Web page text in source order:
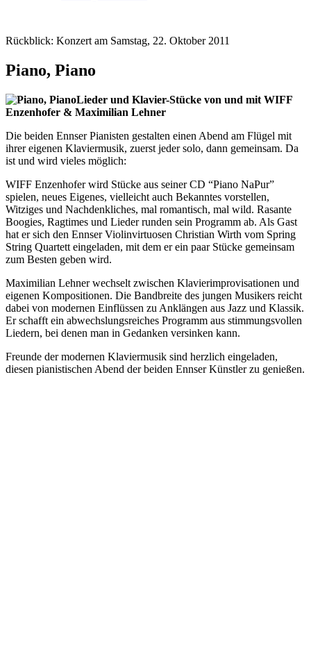
Rückblick: Konzert am Samstag, 22. Oktober 2011
Piano, Piano
Lieder und Klavier-Stücke von und mit WIFF
Enzenhofer & Maximilian Lehner
Die beiden Ennser Pianisten gestalten einen Abend am Flügel mit
ihrer eigenen Klaviermusik, zuerst jeder solo, dann gemeinsam. Da
ist und wird vieles möglich:
WIFF Enzenhofer wird Stücke aus seiner CD “Piano NaPur”
spielen, neues Eigenes, vielleicht auch Bekanntes vorstellen,
Witziges und Nachdenkliches, mal romantisch, mal wild. Rasante
Boogies, Ragtimes und Lieder runden sein Programm ab. Als Gast
hat er sich den Ennser Violinvirtuosen Christian Wirth vom Spring
String Quartett eingeladen, mit dem er ein paar Stücke gemeinsam
zum Besten geben wird.
Maximilian Lehner wechselt zwischen Klavierimprovisationen und
eigenen Kompositionen. Die Bandbreite des jungen Musikers reicht
dabei von modernen Einflüssen zu Anklängen aus Jazz und Klassik.
Er schafft ein abwechslungsreiches Programm aus stimmungsvollen
Liedern, bei denen man in Gedanken versinken kann.
Freunde der modernen Klaviermusik sind herzlich eingeladen,
diesen pianistischen Abend der beiden Ennser Künstler zu genießen.